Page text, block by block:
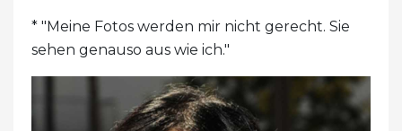
* "Meine Fotos werden mir nicht gerecht. Sie
sehen genauso aus wie ich."